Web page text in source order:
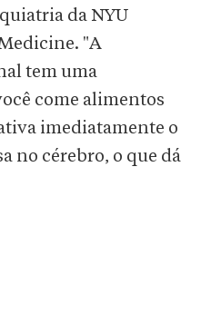
da NYU
"A
tem uma
come alimentos
imediatamente o
no cérebro, o que dá